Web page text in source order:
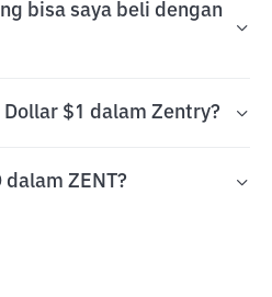
bisa saya beli dengan
$1 dalam Zentry?
dalam ZENT?